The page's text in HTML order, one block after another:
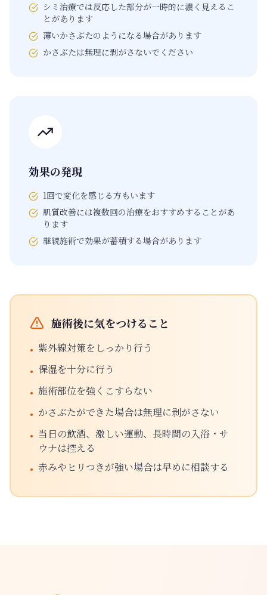
シミ治療では反応した部分が一時的に濃く見えるこ
とがあります
薄いかさぶたのようになる場合があります
かさぶたは無理に剥がさないでください
効果の発現
1回で変化を感じる方もいます
肌質改善には複数回の治療をおすすめすることがあ
ります
継続施術で効果が蓄積する場合があります
施術後に気をつけること
• 紫外線対策をしっかり行う
• 保湿を十分に行う
• 施術部位を強くこすらない
• かさぶたができた場合は無理に剥がさない
• 当日の飲酒、激しい運動、長時間の入浴・サ
ウナは控える
• 赤みやヒリつきが強い場合は早めに相談する